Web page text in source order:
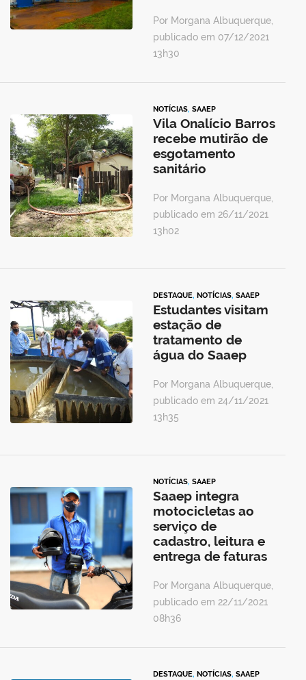
Por Morgana Albuquerque,
publicado em 07/12/2021
13h30
NOTÍCIAS, SAAEP
Vila Onalício Barros
recebe mutirão de
esgotamento
sanitário
Por Morgana Albuquerque,
publicado em 26/11/2021
13h02
DESTAQUE, NOTÍCIAS, SAAEP
Estudantes visitam
estação de
tratamento de
água do Saaep
Por Morgana Albuquerque,
publicado em 24/11/2021
13h35
NOTÍCIAS, SAAEP
Saaep integra
motocicletas ao
serviço de
cadastro, leitura e
entrega de faturas
Por Morgana Albuquerque,
publicado em 22/11/2021
08h36
DESTAQUE, NOTÍCIAS, SAAEP